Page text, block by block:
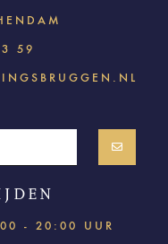
59
- 20:00 UUR